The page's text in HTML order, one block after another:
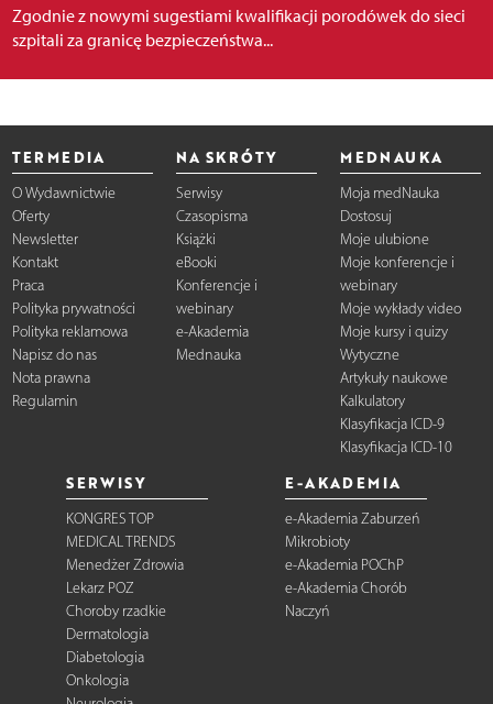
Zgodnie z nowymi sugestiami kwalifikacji porodówek do sieci
szpitali za granicę bezpieczeństwa...
TERMEDIA
O Wydawnictwie
Oferty
Newsletter
Kontakt
Praca
Polityka prywatności
Polityka reklamowa
Napisz do nas
Nota prawna
Regulamin
NA SKRÓTY
Serwisy
Czasopisma
Książki
eBooki
Konferencje i
webinary
e-Akademia
Mednauka
MEDNAUKA
Moja medNauka
Dostosuj
Moje ulubione
Moje konferencje i
webinary
Moje wykłady video
Moje kursy i quizy
Wytyczne
Artykuły naukowe
Kalkulatory
Klasyfikacja ICD-9
Klasyfikacja ICD-10
SERWISY
KONGRES TOP
MEDICAL TRENDS
Menedżer Zdrowia
Lekarz POZ
Choroby rzadkie
Dermatologia
Diabetologia
Onkologia
E-AKADEMIA
e-Akademia Zaburzeń
Mikrobioty
e-Akademia POChP
e-Akademia Chorób
Naczyń